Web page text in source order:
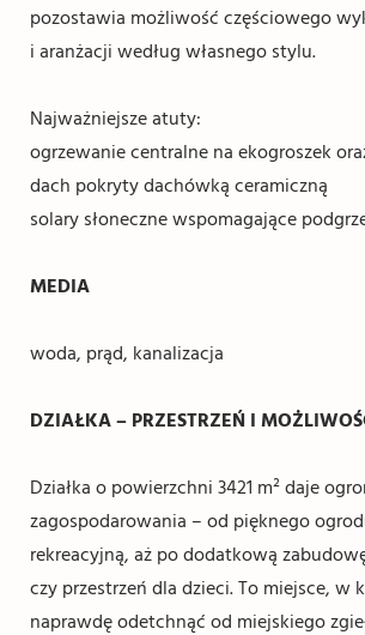
pozostawia możliwość częściowego
i aranżacji według własnego stylu.
Najważniejsze atuty:
ogrzewanie centralne na ekogroszek
dach pokryty dachówką ceramiczną
solary słoneczne wspomagające
MEDIA
woda, prąd, kanalizacja
DZIAŁKA – PRZESTRZEŃ I
Działka o powierzchni 3421 m² daje
zagospodarowania – od pięknego
rekreacyjną, aż po dodatkową
czy przestrzeń dla dzieci. To miejsce, w
naprawdę odetchnąć od miejskiego